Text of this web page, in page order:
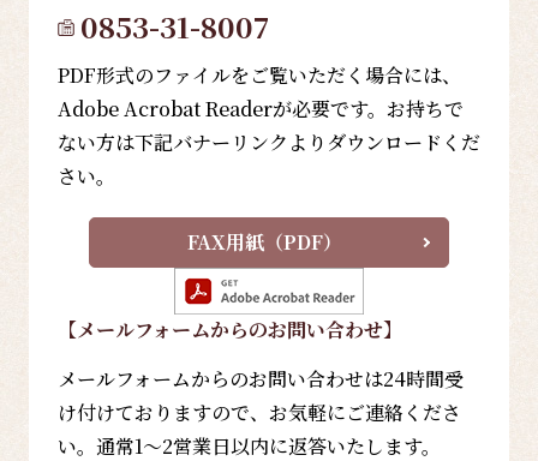
0853-31-8007
PDF形式のファイルをご覧いただく場合には、
Adobe Acrobat Readerが必要です。お持ちで
ない方は下記バナーリンクよりダウンロードくだ
さい。
FAX用紙（PDF）
【メールフォームからのお問い合わせ】
メールフォームからのお問い合わせは24時間受
け付けておりますので、お気軽にご連絡くださ
い。通常1～2営業日以内に返答いたします。